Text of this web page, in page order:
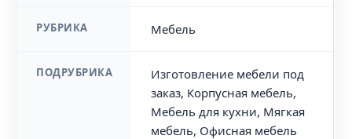
РУБРИКА Мебель
ПОДРУБРИКА
Изготовление мебели под
заказ, Корпусная мебель,
Мебель для кухни, Мягкая
мебель, Офисная мебель